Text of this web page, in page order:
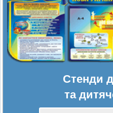
Стенди
та